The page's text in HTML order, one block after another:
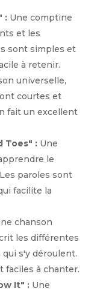
:Une comptine
et les
sont simples et
à retenir.
universelle,
courtes et
fait un excellent
Toes" :Une
le
paroles sont
facilite la
chanson
les différentes
s'y déroulent.
faciles à chanter.
It" :Une